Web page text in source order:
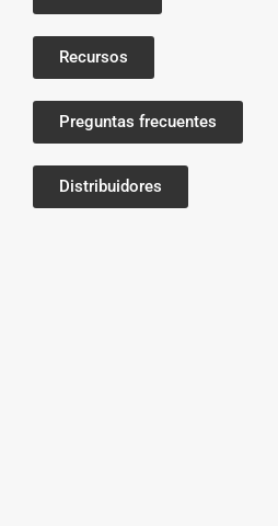
Recursos
Preguntas frecuentes
Distribuidores